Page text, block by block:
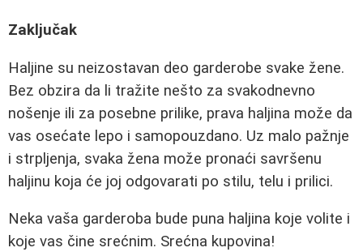
Zaključak
Haljine su neizostavan deo garderobe svake žene.
Bez obzira da li tražite nešto za svakodnevno
nošenje ili za posebne prilike, prava haljina može da
vas osećate lepo i samopouzdano. Uz malo pažnje
i strpljenja, svaka žena može pronaći savršenu
haljinu koja će joj odgovarati po stilu, telu i prilici.
Neka vaša garderoba bude puna haljina koje volite i
koje vas čine srećnim. Srećna kupovina!